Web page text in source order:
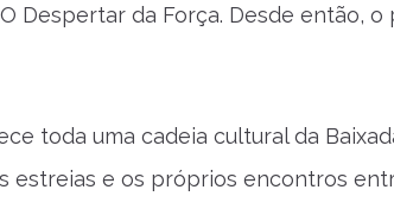
Despertar da Força. Desde então,
toda uma cadeia cultural da
estreias e os próprios encontros